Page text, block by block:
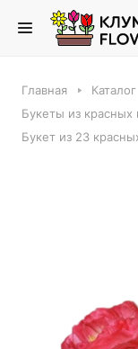
Главная Каталог
Букеты из красных
Букет из 23